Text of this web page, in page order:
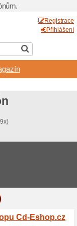
Cd-